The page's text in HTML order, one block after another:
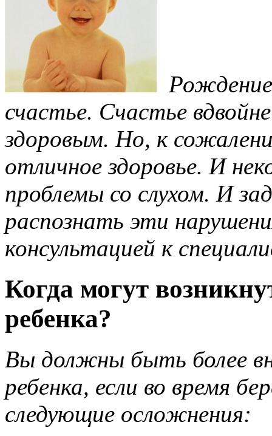
счастье. Счастье
здоровым. Но, к
отличное здоровье. И
проблемы со слухом. И
распознать эти
консультацией к
Когда могут
ребенка?
Вы должны быть более
ребенка, если во время
следующие осложнения: